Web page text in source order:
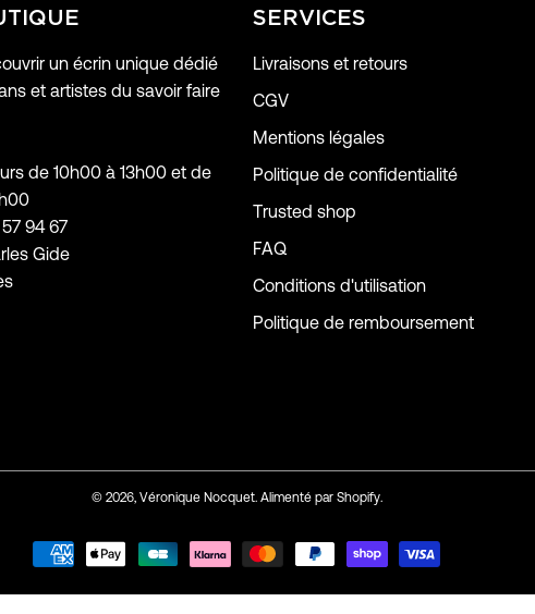
un écrin unique dédié
et artistes du savoir faire
de 10h00 à 13h00 et de
94 67
Gide
SERVICES
Livraisons et retours
CGV
Mentions légales
Politique de confidentialité
Trusted shop
FAQ
Conditions d'utilisation
Politique de remboursement
© 2026, Véronique Nocquet. Alimenté par Shopify.